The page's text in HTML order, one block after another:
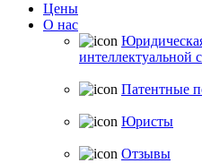
Цены
О нас
интеллектуальной
Патентные
Юристы
Отзывы